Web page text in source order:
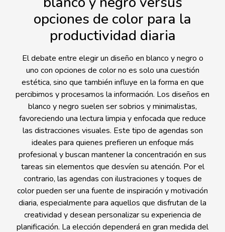
opciones de color para la
productividad diaria
El debate entre elegir un diseño en blanco y negro o
uno con opciones de color no es solo una cuestión
estética, sino que también influye en la forma en que
percibimos y procesamos la información. Los diseños en
blanco y negro suelen ser sobrios y minimalistas,
favoreciendo una lectura limpia y enfocada que reduce
las distracciones visuales. Este tipo de agendas son
ideales para quienes prefieren un enfoque más
profesional y buscan mantener la concentración en sus
tareas sin elementos que desvíen su atención. Por el
contrario, las agendas con ilustraciones y toques de
color pueden ser una fuente de inspiración y motivación
diaria, especialmente para aquellos que disfrutan de la
creatividad y desean personalizar su experiencia de
planificación. La elección dependerá en gran medida del